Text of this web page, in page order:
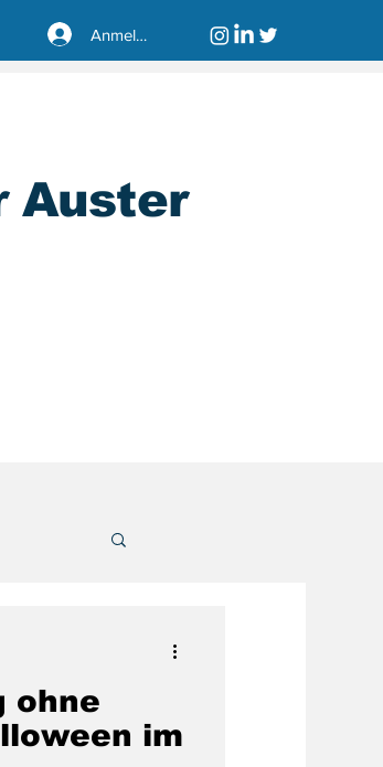
Anmelden
Auster
ohne
im